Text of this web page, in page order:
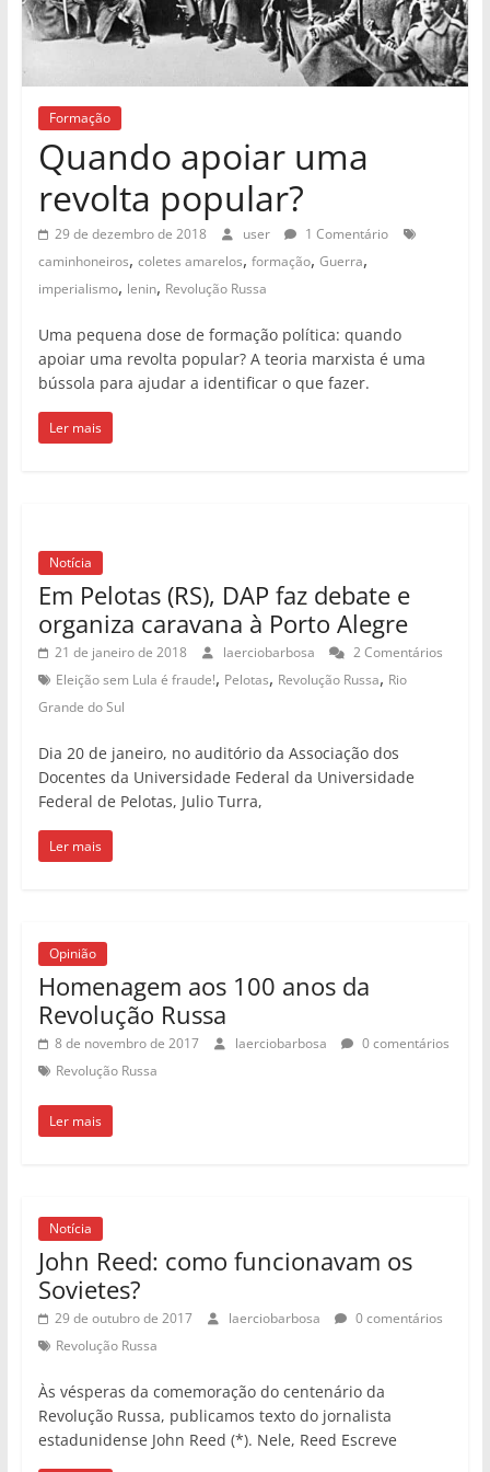
Formação
Quando apoiar uma
revolta popular?
29 de dezembro de 2018 user
1 Comentário
caminhoneiros, coletes amarelos, formação, Guerra,
imperialismo, lenin, Revolução Russa
Uma pequena dose de formação política: quando
apoiar uma revolta popular? A teoria marxista é uma
bússola para ajudar a identificar o que fazer.
Ler mais
Notícia
Em Pelotas (RS), DAP faz debate e
organiza caravana à Porto Alegre
21 de janeiro de 2018 laerciobarbosa
2 Comentários
Eleição sem Lula é fraude!, Pelotas, Revolução Russa, Rio
Grande do Sul
Dia 20 de janeiro, no auditório da Associação dos
Docentes da Universidade Federal da Universidade
Federal de Pelotas, Julio Turra,
Ler mais
Opinião
Homenagem aos 100 anos da
Revolução Russa
8 de novembro de 2017 laerciobarbosa
0 comentários
Revolução Russa
Ler mais
Notícia
John Reed: como funcionavam os
Sovietes?
29 de outubro de 2017 laerciobarbosa
0 comentários
Revolução Russa
Às vésperas da comemoração do centenário da
Revolução Russa, publicamos texto do jornalista
estadunidense John Reed (*). Nele, Reed Escreve